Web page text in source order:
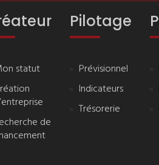
statut
de
Pilotage
Prévisionnel
Indicateurs
Trésorerie